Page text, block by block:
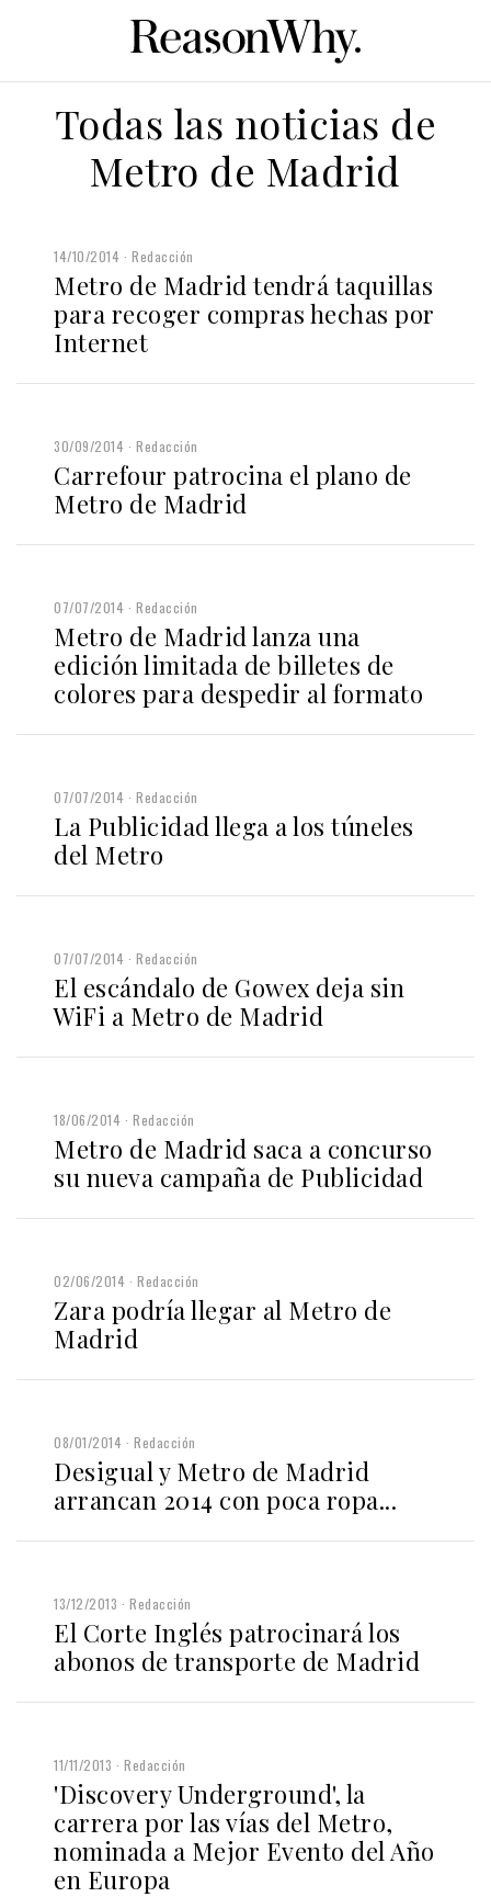
Todas las noticias de
Metro de Madrid
14/10/2014 Redacción
Metro de Madrid tendrá taquillas
para recoger compras hechas por
Internet
30/09/2014 Redacción
Carrefour patrocina el plano de
Metro de Madrid
07/07/2014 Redacción
Metro de Madrid lanza una
edición limitada de billetes de
colores para despedir al formato
07/07/2014 Redacción
La Publicidad llega a los túneles
del Metro
07/07/2014 Redacción
El escándalo de Gowex deja sin
WiFi a Metro de Madrid
18/06/2014 Redacción
Metro de Madrid saca a concurso
su nueva campaña de Publicidad
02/06/2014 Redacción
Zara podría llegar al Metro de
Madrid
08/01/2014 Redacción
Desigual y Metro de Madrid
arrancan 2014 con poca ropa...
13/12/2013 Redacción
El Corte Inglés patrocinará los
abonos de transporte de Madrid
11/11/2013 Redacción
'Discovery Underground', la
carrera por las vías del Metro,
nominada a Mejor Evento del Año
en Europa